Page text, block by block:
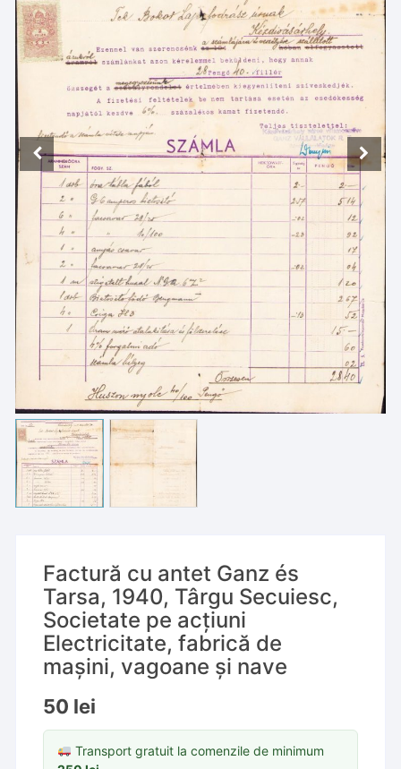
Factură cu antet Ganz és
Tarsa, 1940, Târgu Secuiesc,
Societate pe acțiuni
Electricitate, fabrică de
mașini, vagoane și nave
50 lei
Transport gratuit la comenzile de minimum